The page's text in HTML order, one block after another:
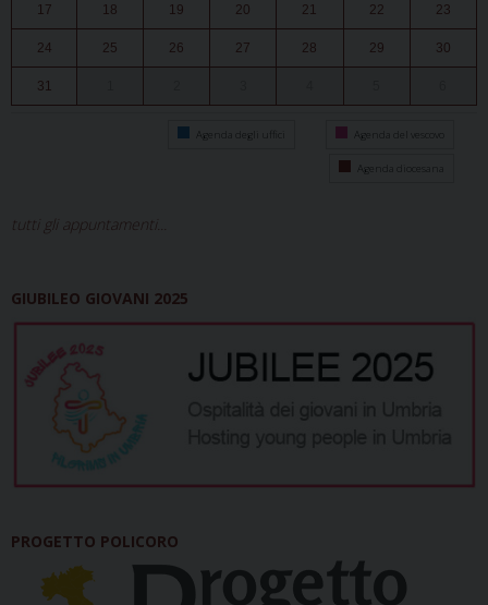
17 18 19 20 21 22 23
24 25 26 27 28 29 30
31
Agenda degli uffici Agenda del vescovo
Agenda diocesana
tutti gli appuntamenti...
GIUBILEO GIOVANI 2025
PROGETTO POLICORO